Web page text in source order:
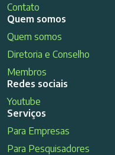
Contato
Quem somos
Quem somos
Diretoria e Conselho
Membros
Redes sociais
Youtube
Serviços
Para Empresas
Para Pesquisadores